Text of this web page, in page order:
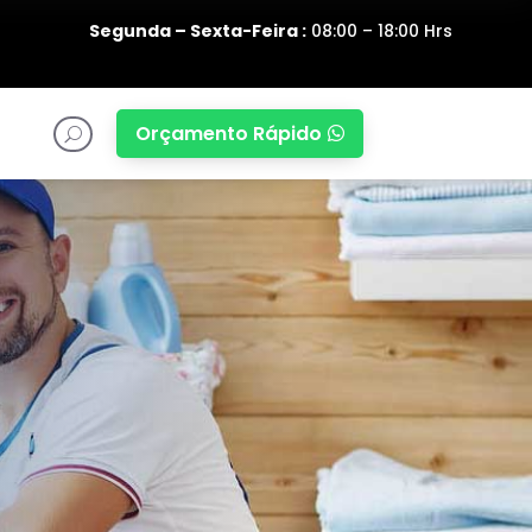
Segunda – Sexta-Feira :08:00 – 18:00 Hrs
U Orçamento Rápido 